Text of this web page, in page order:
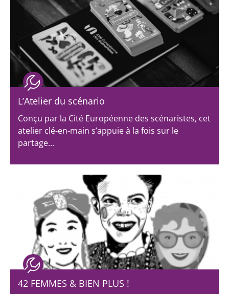
L’Atelier du scénario
Conçu par la Cité Européenne des scénaristes, cet
atelier clé-en-main s’appuie à la fois sur le
partage...
42 FEMMES & BIEN PLUS !